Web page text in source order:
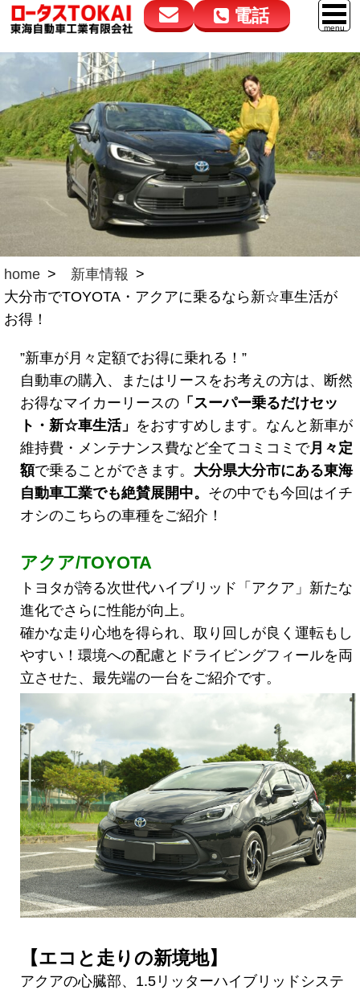
電話
花高松本店
050-5264-4432
9:00～18:00
大在店
050-5264-4433
9:00～18:00
マイカーリース
車販売
スマイル車検
鈑金・塗装
点検・整備
自動車保険
ロードサービス
レンタカー
home
新車情報
大分市でTOYOTA・アクアに乗るなら新☆車生活が
お得！
”新車が月々定額でお得に乗れる！”
自動車の購入、またはリースをお考えの方は、断然
お得なマイカーリースの 「スーパー乗るだけセッ
ト・新☆車生活」 をおすすめします。なんと新車が
維持費・メンテナンス費など全てコミコミで月々定
額で乗ることができます。 大分県大分市にある東海
自動車工業でも絶賛展開中。 その中でも今回はイチ
オシのこちらの車種をご紹介！
アクア/TOYOTA
トヨタが誇る次世代ハイブリッド「アクア」新たな
進化でさらに性能が向上。
確かな走り心地を得られ、取り回しが良く運転もし
やすい！環境への配慮とドライビングフィールを両
立させた、最先端の一台をご紹介です。
【エコと走りの新境地】
アクアの心臓部、1.5リッターハイブリッドシステ